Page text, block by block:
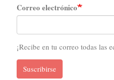
Correo electrónico
¡Recibe en tu correo todas las
Suscribirse